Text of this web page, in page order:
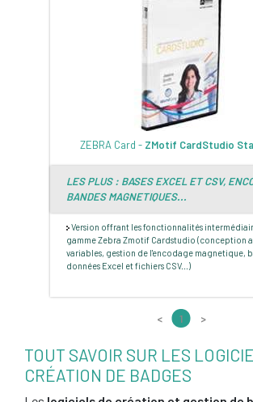
ZEBRA Card - ZMotif CardStudio
LES PLUS : BASES EXCEL ET CSV,
BANDES MAGNETIQUES...
Version offrant les fonctionnalités
gamme Zebra Zmotif Cardstudio (conception
variables, gestion de l'encodage magnetique,
données Excel et fichiers CSV...)
< 1 >
TOUT SAVOIR SUR LES
CRÉATION DE BADGES